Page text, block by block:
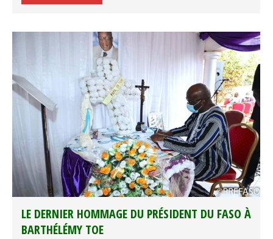
LE DERNIER HOMMAGE DU PRÉSIDENT DU FASO À
BARTHÉLÉMY TOE